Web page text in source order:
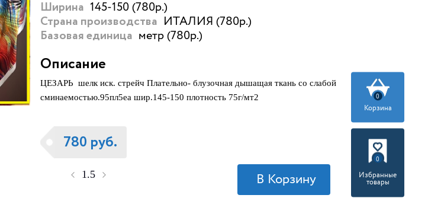
Ширина 145-150 (780р.)
Страна производства ИТАЛИЯ (780р.)
Базовая единица метр (780р.)
Описание
ЦЕЗАРЬ шелк иск. стрейч Плательно- блузочная дышащая ткань со слабой
сминаемостью.95пл5еа шир.145-150 плотность 75г/мт2
780 руб.
0
Корзина
0
Избранные
товары